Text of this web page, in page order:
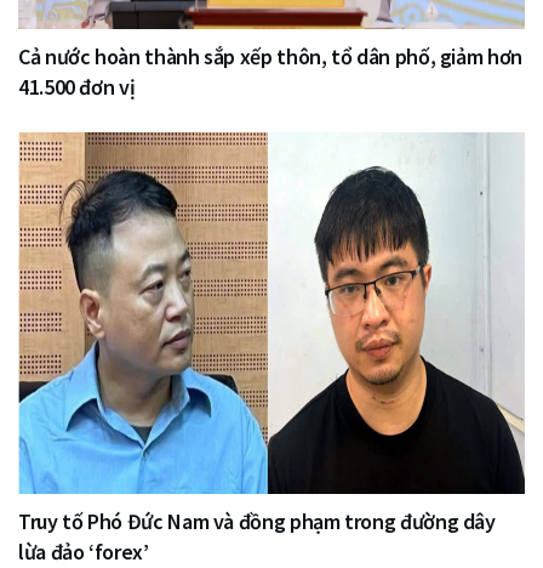
Cả nước hoàn thành sắp xếp thôn, tổ dân phố, giảm hơn
41.500 đơn vị
Truy tố Phó Đức Nam và đồng phạm trong đường dây
lừa đảo ‘forex’